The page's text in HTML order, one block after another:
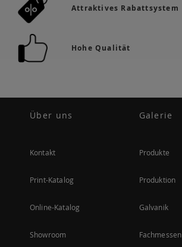
Attraktives Rabattsystem
Hohe Qualität
Über uns
Kontakt
Print-Katalog
Online-Katalog
Showroom
Galerie
Produkte
Produktion
Galvanik
Fachmessen